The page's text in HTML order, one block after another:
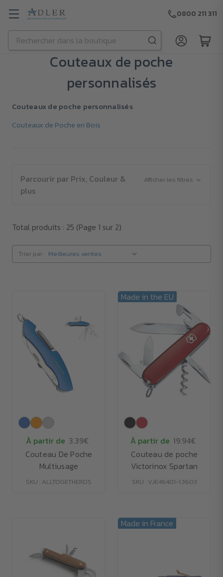
Passer au contenu principal
Rechercher
0800 211 311
Couteaux de poche
personnalisés
Couteaux de poche personnalisés
Couteaux de Poche en Bois
Parcourir par Prix, Couleur &
plus
Afficher les filtres
Total produits : 25 (Page 1 sur 2)
Trier par :
À partir de 3.39€
Couteau De Poche
Multiusage
SKU : ALLTOGETHERDS
Made in the EU
À partir de 19.94€
Couteau de poche
Victorinox Spartan
SKU : VJE46401-1.3603
Made in France